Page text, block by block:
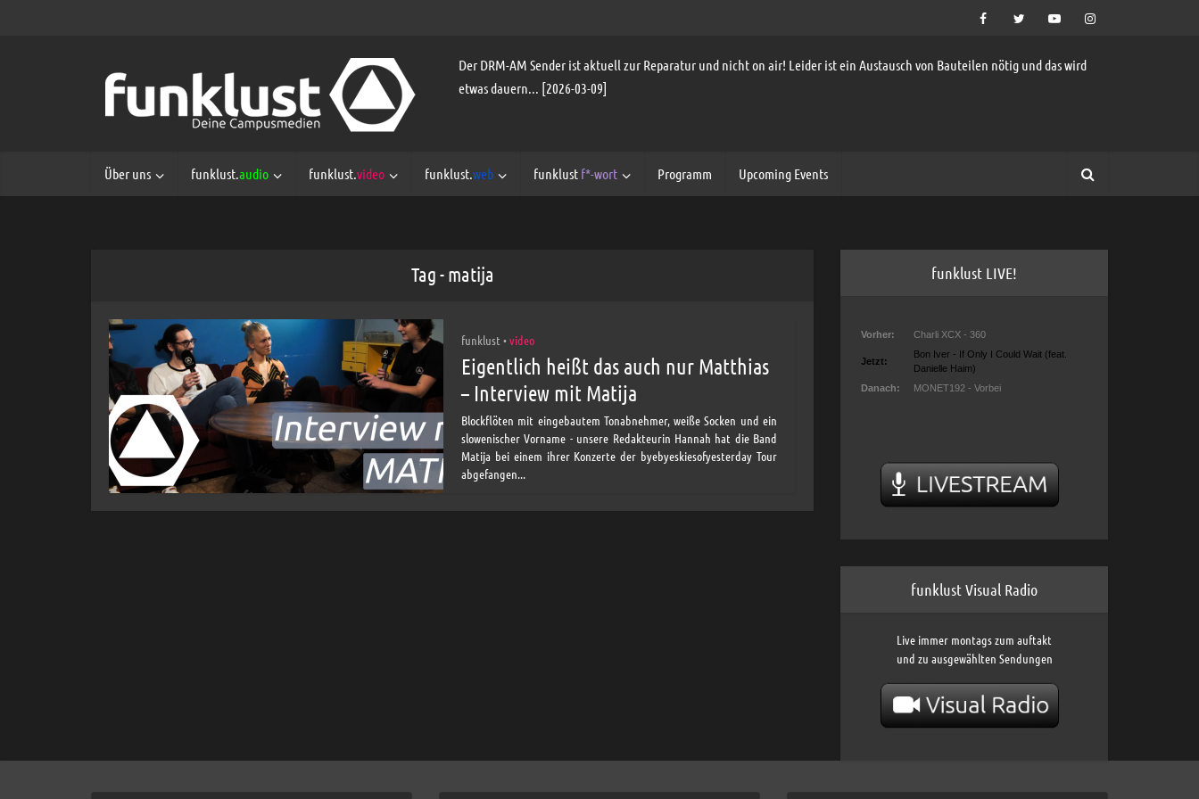
Der DRM-AM Sender ist aktuell zur Reparatur und nicht on air! Leider ist ein Austausch von Bauteilen nötig und das wird
etwas dauern... [2026-03-09]
Über uns funklust.audio funklust.video funklust.web funklust f*-wort Programm Upcoming Events
Tag - matija
funklust •video
Eigentlich heißt das auch nur Matthias
– Interview mit Matija
Blockflöten mit eingebautem Tonabnehmer, weiße Socken und ein
slowenischer Vorname - unsere Redakteurin Hannah hat die Band
Matija bei einem ihrer Konzerte der byebyeskiesofyesterday Tour
abgefangen...
funklust LIVE!
funklust Visual Radio
Live immer montags zum auftakt
und zu ausgewählten Sendungen